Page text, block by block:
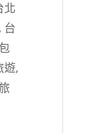
北
, 台
遊,